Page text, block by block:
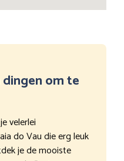
om te
velerlei
do Vau die erg leuk
je de mooiste